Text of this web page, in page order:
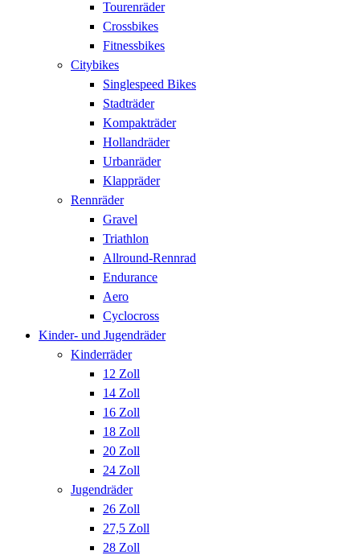
Tourenräder
Crossbikes
Fitnessbikes
Citybikes
Singlespeed Bikes
Stadträder
Kompakträder
Hollandräder
Urbanräder
Klappräder
Rennräder
Gravel
Triathlon
Allround-Rennrad
Endurance
Aero
Cyclocross
Kinder- und Jugendräder
Kinderräder
12 Zoll
14 Zoll
16 Zoll
18 Zoll
20 Zoll
24 Zoll
Jugendräder
26 Zoll
27,5 Zoll
28 Zoll